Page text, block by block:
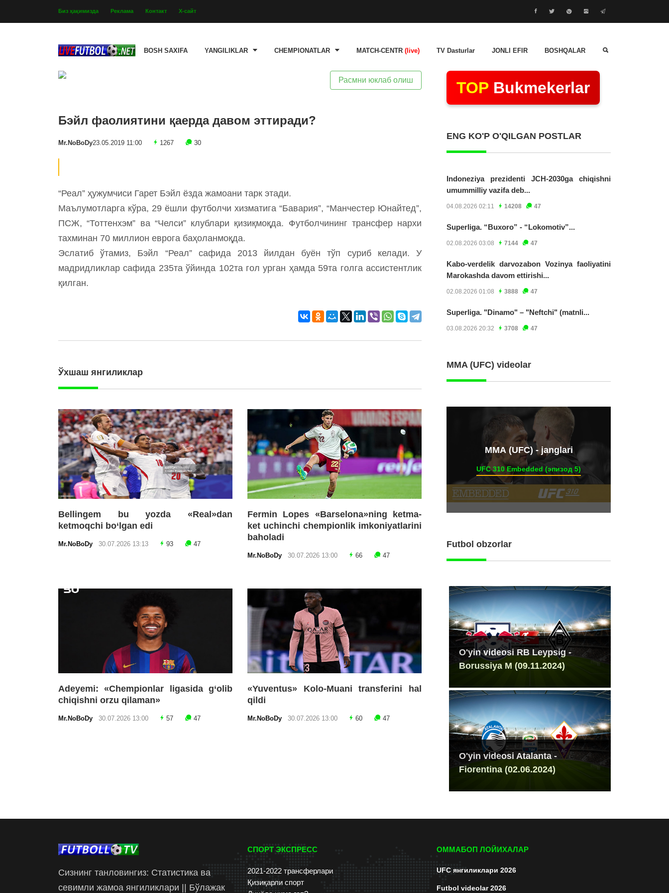
Биз ҳақимизда Реклама Контакт Х-сайт
BOSH SAXIFA YANGILIKLAR CHEMPIONATLAR MATCH-CENTR (live) TV Dasturlar JONLI EFIR BOSHQALAR
Расмни юклаб олиш
Бэйл фаолиятини қаерда давом эттиради?
Mr.NoBoDy23.05.2019 11:00 1267 30
“Реал” ҳужумчиси Гарет Бэйл ёзда жамоани тарк этади.
Маълумотларга кўра, 29 ёшли футболчи хизматига “Бавария”, “Манчестер Юнайтед”,
ПСЖ, “Тоттенхэм” ва “Челси” клублари қизиқмоқда. Футболчининг трансфер нархи
тахминан 70 миллион еврога баҳоланмоқда.
Эслатиб ўтамиз, Бэйл “Реал” сафида 2013 йилдан буён тўп суриб келади. У
мадридликлар сафида 235та ўйинда 102та гол урган ҳамда 59та голга ассистентлик
қилган.
Ўхшаш янгиликлар
Bellingem bu yozda «Real»dan
ketmoqchi bo‘lgan edi
Mr.NoBoDy 30.07.2026 13:13 93 47
Fermin Lopes «Barselona»ning ketma-
ket uchinchi chempionlik imkoniyatlarini
baholadi
Mr.NoBoDy 30.07.2026 13:00 66 47
Adeyemi: «Chempionlar ligasida g‘olib
chiqishni orzu qilaman»
Mr.NoBoDy 30.07.2026 13:00 57 47
«Yuventus» Kolo-Muani transferini hal
qildi
Mr.NoBoDy 30.07.2026 13:00 60 47
TOP Bukmekerlar
ENG KO'P O'QILGAN POSTLAR
Indoneziya prezidenti JCH-2030ga chiqishni
umummilliy vazifa deb...
04.08.2026 02:11 14208 47
Superliga. “Buxoro” - “Lokomotiv”...
02.08.2026 03:08 7144 47
Kabo-verdelik darvozabon Vozinya faoliyatini
Marokashda davom ettirishi...
02.08.2026 01:08 3888 47
Superliga. "Dinamo" – "Neftchi" (matnli...
03.08.2026 20:32 3708 47
MMA (UFC) videolar
ММА (UFC) - janglari
UFC 310 Embedded (эпизод 5)
Futbol obzorlar
O'yin videosi RB Leypsig -
Borussiya M (09.11.2024)
O'yin videosi Atalanta -
Fiorentina (02.06.2024)
Сизнинг танловингиз: Статистика ва
севимли жамоа янгиликлари || Бўлажак
СПОРТ ЭКСПРЕСС
2021-2022 трансферлари
Қизиқарли спорт
ОММАБОП ЛОЙИХАЛАР
UFC янгиликлари 2026
Futbol videolar 2026